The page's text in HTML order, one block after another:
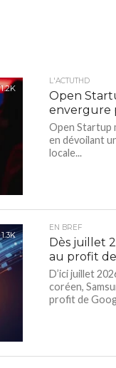
1.2K
L'ACTUTHD
Open
envergure
Open Startup
en dévoilant
locale...
1.3K
EN BREF
Dès juillet
au profit
D’ici juillet
coréen,
profit de